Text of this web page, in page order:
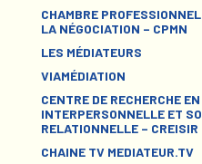
CHAMBRE
LA NÉGOCIATION – CPMN
LES MÉDIATEURS
VIAMÉDIATION
CENTRE DE RECHERCHE
INTERPERSONNELLE ET
RELATIONNELLE – CREISIR
CHAINE TV MEDIATEUR.TV